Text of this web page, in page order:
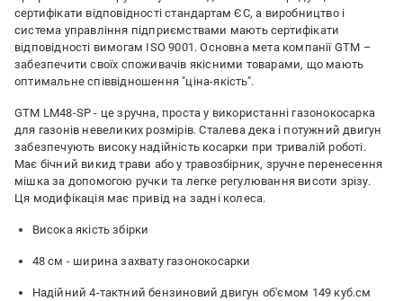
сертифікати відповідності стандартам ЄC, а виробництво і
система управління підприємствами мають сертифікати
відповідності вимогам ISO 9001. Основна мета компанії GTM –
забезпечити своїх споживачів якісними товарами, що мають
оптимальне співвідношення "ціна-якість".
GTM LM48-SP - це зручна, проста у використанні газонокосарка
для газонів невеликих розмірів. Сталева дека і потужний двигун
забезпечують високу надійність косарки при тривалій роботі.
Має бічний викид трави або у травозбірник, зручне перенесення
мішка за допомогою ручки та легке регулювання висоти зрізу.
Ця модифікація має привід на задні колеса.
Висока якість збірки
48 см - ширина захвату газонокосарки
Надійний 4-тактний бензиновий двигун об'ємом 149 куб.см